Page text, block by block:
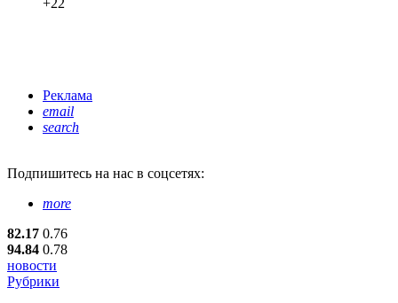
+22
Реклама
email
search
Подпишитесь на нас в соцсетях:
more
82.17 0.76
94.84 0.78
новости
Рубрики